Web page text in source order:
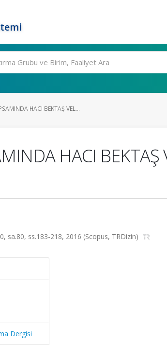
HACI BEKTAŞ VEL...
HACI BEKTAŞ
sa.80, ss.183-218, 2016 (Scopus, TRDizin)
Dergisi